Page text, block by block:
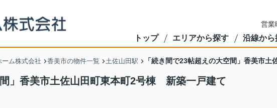
営
トップ エリアから探す 沿線から
ム株式会社 香美市の物件一覧 土佐山田駅 「続き間で23帖超えの大空間」香美市
間」香美市土佐山田町東本町2号棟 新築一戸建て